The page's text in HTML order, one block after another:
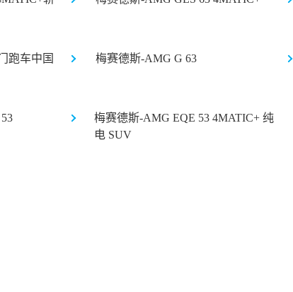
跑车中国
梅赛德斯-AMG G 63
梅赛德斯-AMG EQE 53 4MATIC+ 纯
电 SUV